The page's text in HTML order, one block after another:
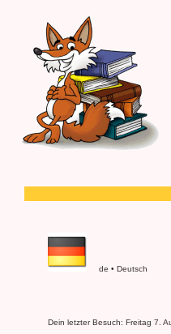
de • Deutsch
Dein letzter Besuch: Freitag 7.